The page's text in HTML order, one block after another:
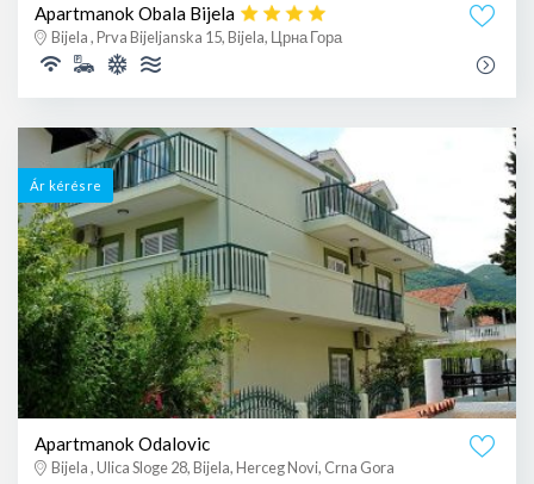
Apartmanok Obala Bijela
Bijela , Prva Bijeljanska 15, Bijela, Црна Гора
Ár kérésre
Apartmanok Odalovic
Bijela , Ulica Sloge 28, Bijela, Herceg Novi, Crna Gora